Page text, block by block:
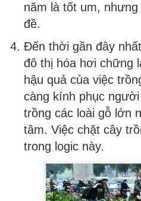
năm là tốt um,
đề.
Đến thời gần đây
đô thị hóa hơi chững
hậu quả của việc
càng kính phục
trồng các loài gỗ lớn
tâm. Việc chặt cây
trong logic này.